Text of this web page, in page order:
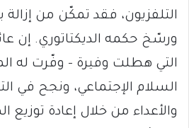
التلفزيون، فقد تمكّن من
ورسّخ حكمه الديكتاتوري. إن
التي هطلت وفيرة – وفّرت له
السلام الإجتماعي، ونجح في
والأعداء من خلال إعادة توزيع